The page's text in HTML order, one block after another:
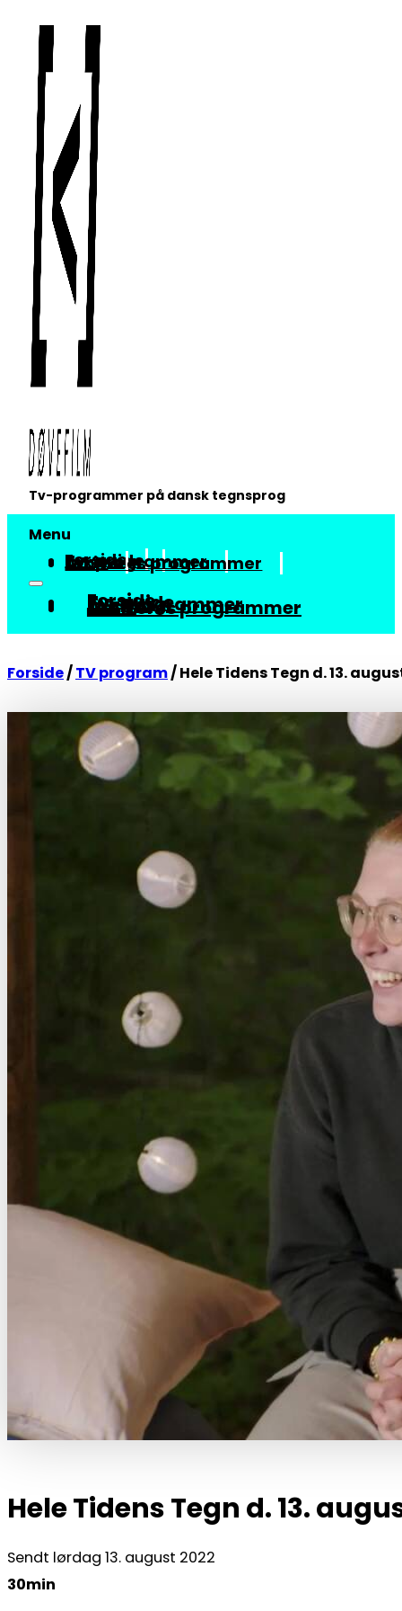
Tv-programmer på dansk tegnsprog
Menu
Forside
Tv-guide
Tv-programmer
Arkiv
Om vores programmer
Forside
Tv-guide
Tv-programmer
Arkiv
Om vores programmer
Forside/TV program/Hele Tidens Tegn d. 13.
Hele Tidens Tegn d. 13.
Sendt lørdag 13. august 2022
30min